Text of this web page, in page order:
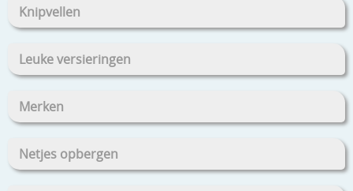
Knipvellen
Leuke versieringen
Merken
Netjes opbergen